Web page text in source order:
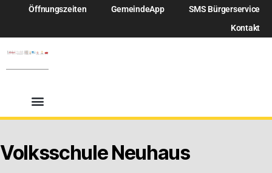
Öffnungszeiten GemeindeApp
SMS Bürgerservice
Kontakt
Volksschule Neuhaus